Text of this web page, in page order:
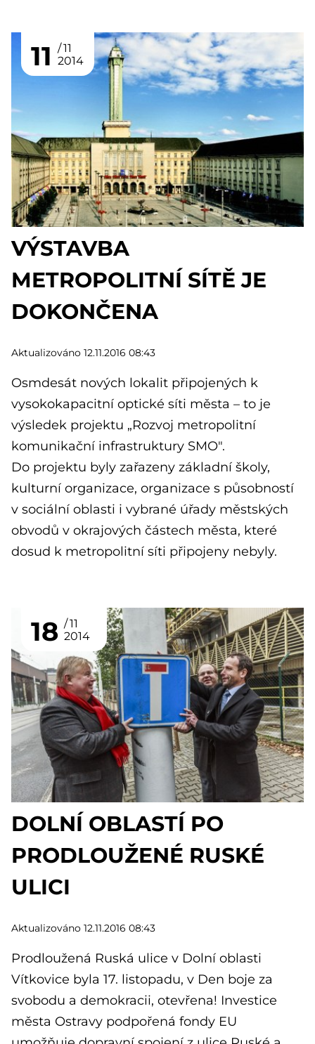
11
11
2014
VÝSTAVBA
METROPOLITNÍ SÍTĚ JE
DOKONČENA
Aktualizováno 12.11.2016 08:43
Osmdesát nových lokalit připojených k
vysokokapacitní optické síti města – to je
výsledek projektu „Rozvoj metropolitní
komunikační infrastruktury SMO".
Do projektu byly zařazeny základní školy,
kulturní organizace, organizace s působností
v sociální oblasti i vybrané úřady městských
obvodů v okrajových částech města, které
dosud k metropolitní síti připojeny nebyly.
18
11
2014
DOLNÍ OBLASTÍ PO
PRODLOUŽENÉ RUSKÉ
ULICI
Aktualizováno 12.11.2016 08:43
Prodloužená Ruská ulice v Dolní oblasti
Vítkovice byla 17. listopadu, v Den boje za
svobodu a demokracii, otevřena! Investice
města Ostravy podpořená fondy EU